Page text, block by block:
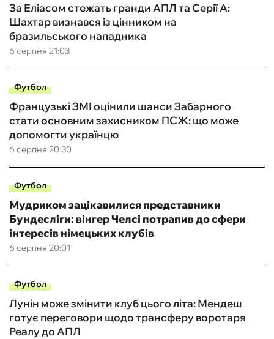
6 серпня 21:03
За Еліасом стежать гранди АПЛ та Серії А:
Шахтар визнався із цінником на
бразильського нападника
Футбол
6 серпня 20:30
Французькі ЗМІ оцінили шанси Забарного
стати основним захисником ПСЖ: що може
допомогти українцю
Футбол
6 серпня 20:01
Мудриком зацікавилися представники
Бундесліги: вінгер Челсі потрапив до сфери
інтересів німецьких клубів
Футбол
Лунін може змінити клуб цього літа: Мендеш
готує переговори щодо трансферу воротаря
Реалу до АПЛ